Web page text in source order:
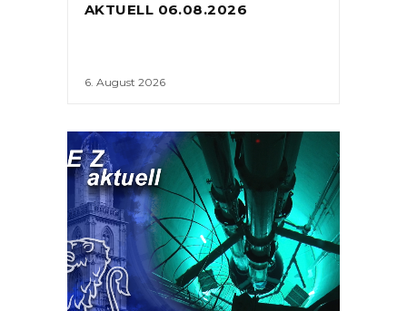
AKTUELL 06.08.2026
6. August 2026